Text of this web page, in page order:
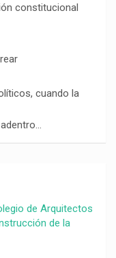
constitucional
cuando la
de Arquitectos
de la